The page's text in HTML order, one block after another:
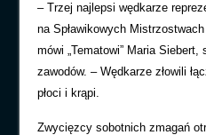
– Trzej najlepsi wędkarze
na Spławikowych
mówi „Tematowi” Maria Siebert,
zawodów. – Wędkarze złowili
płoci i krąpi.
Zwycięzcy sobotnich zmagań